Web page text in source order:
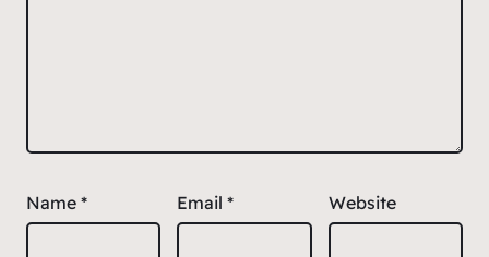
Name * Email* Website